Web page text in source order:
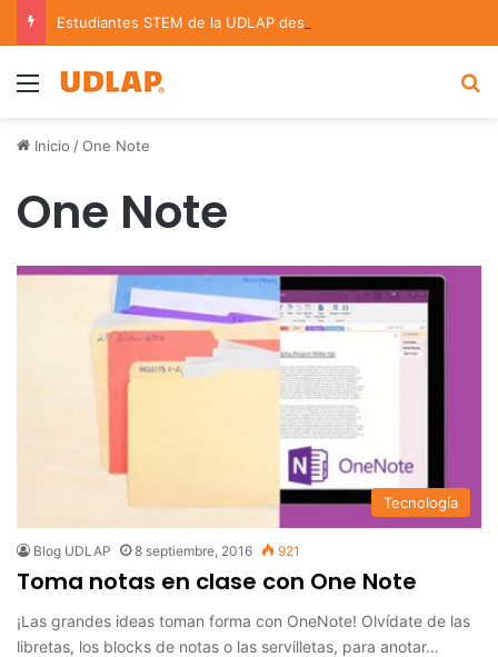
Menu
Inicio /One Note
One Note
Tecnología
Blog UDLAP 8 septiembre, 2016 921
Toma notas en clase con One Note
¡Las grandes ideas toman forma con OneNote! Olvídate de las
libretas, los blocks de notas o las servilletas, para anotar…